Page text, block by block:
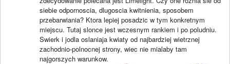
siebie odpornoscia, dlugoscia kwitnienia, sposobem
przebarwiania? Ktora lepiej posadzic w tym konkretnym
miejscu. Tutaj slonce jest wczesnym rankiem i po poludniu.
Swierk i jodla oslaniaja kwiaty od najbardziej wietrznej
zachodnio-polnocnej strony, wiec nie mialaby tam
najgorszych warunkow.